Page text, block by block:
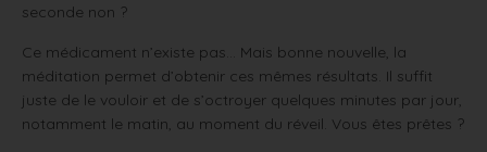
seconde non ?
Ce médicament n’existe pas… Mais bonne nouvelle, la
méditation permet d’obtenir ces mêmes résultats. Il suffit
juste de le vouloir et de s’octroyer quelques minutes par jour,
notamment le matin, au moment du réveil. Vous êtes prêtes ?